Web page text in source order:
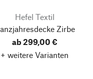
Hefel Textil
Zirbe
ab 299,00 €
+ weitere Varianten